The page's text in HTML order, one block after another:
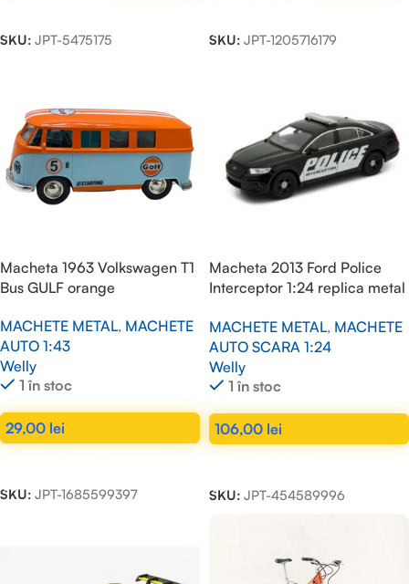
SKU: JPT-5475175 SKU: JPT-1205716179
Macheta 1963 Volkswagen T1
Bus GULF orange
MACHETE METAL, MACHETE
AUTO 1:43
Welly
1 în stoc
29,00 lei
SKU: JPT-1685599397
Macheta 2013 Ford Police
Interceptor 1:24 replica metal
MACHETE METAL, MACHETE
AUTO SCARA 1:24
Welly
1 în stoc
106,00 lei
SKU: JPT-454589996